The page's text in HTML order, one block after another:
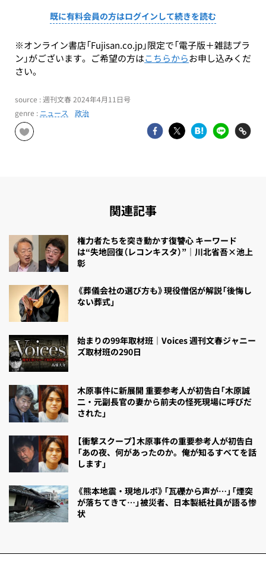
既に有料会員の方はログインして続きを読む
※オンライン書店「Fujisan.co.jp」限定で「電子版＋雑誌プラ
ン」がございます。ご希望の方はこちらからお申し込みくだ
さい。
source : 週刊文春 2024年4月11日号
genre : ニュース 政治
関連記事
権力者たちを突き動かす復讐心 キーワード
は“失地回復（レコンキスタ）”｜川北省吾×池上
彰
《葬儀会社の選び方も》現役僧侶が解説「後悔し
ない葬式」
始まりの99年取材班｜Voices 週刊文春ジャニー
ズ取材班の290日
木原事件に新展開 重要参考人が初告白「木原誠
二・元副長官の妻から前夫の怪死現場に呼びだ
された」
【衝撃スクープ】木原事件の重要参考人が初告白
「あの夜、何があったのか。俺が知るすべてを話
します」
《熊本地震・現地ルポ》「瓦礫から声が…」「煙突
が落ちてきて…」被災者、日本製紙社員が語る惨
状